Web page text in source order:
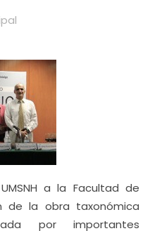
a la Facultad de
de la obra taxonómica
por importantes